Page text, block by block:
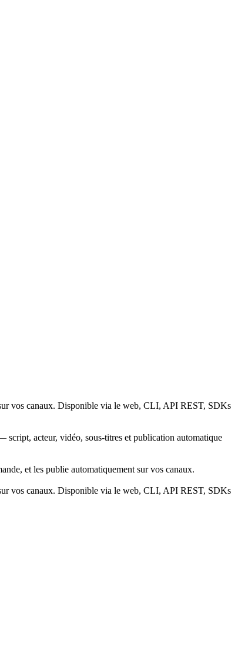
vos canaux. Disponible via le web, CLI, API REST, SDKs
acteur, vidéo, sous-titres et publication automatique
et les publie automatiquement sur vos canaux.
vos canaux. Disponible via le web, CLI, API REST, SDKs